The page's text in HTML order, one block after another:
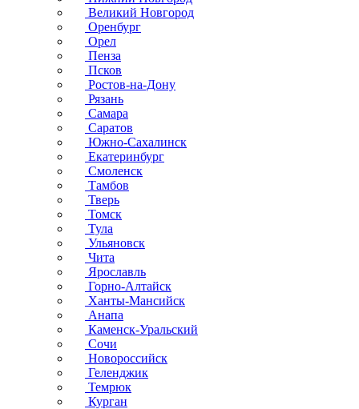
Великий Новгород
Оренбург
Орел
Пенза
Псков
Ростов-на-Дону
Рязань
Самара
Саратов
Южно-Сахалинск
Екатеринбург
Смоленск
Тамбов
Тверь
Томск
Тула
Ульяновск
Чита
Ярославль
Горно-Алтайск
Ханты-Мансийск
Анапа
Каменск-Уральский
Сочи
Новороссийск
Геленджик
Темрюк
Курган